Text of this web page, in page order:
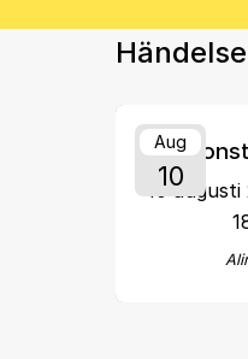
Aug
10
10